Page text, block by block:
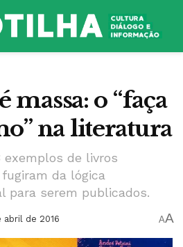
o “faça
na literatura
exemplos de livros
da lógica
para serem publicados.
abril de 2016 AA